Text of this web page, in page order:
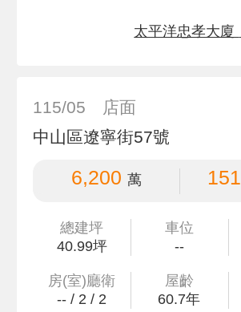
太平洋忠孝大廈
115/05
店面
中山區遼寧街57號
6,200 萬 151
總建坪
40.99坪
車位
--
房(室)廳衛
-- / 2 / 2
屋齡
60.7年